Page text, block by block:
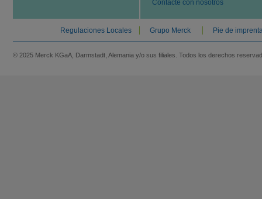
Contacte con nosotros
Regulaciones Locales Grupo Merck Pie de
© 2025 Merck KGaA, Darmstadt, Alemania y/o sus filiales. Todos los derechos